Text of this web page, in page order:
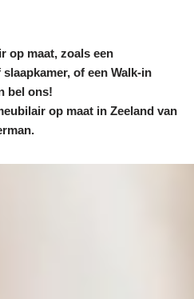
op maat, zoals een
of een Walk-in
bel ons!
op maat in Zeeland van